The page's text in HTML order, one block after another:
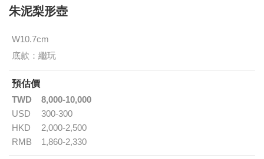
朱泥梨形壺
W10.7cm
底款：繼玩
預估價
TWD
8,000-10,000
USD
300-300
HKD
2,000-2,500
RMB
1,860-2,330